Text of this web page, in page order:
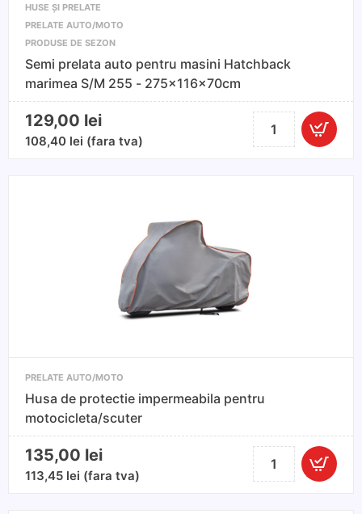
HUSE ȘI PRELATE
PRELATE AUTO/MOTO
PRODUSE DE SEZON
Semi prelata auto pentru masini Hatchback
marimea S/M 255 - 275x116x70cm
129,00 lei
108,40 lei (fara tva)
Cantitate
Semi
marimea
S/M
255
PRELATE AUTO/MOTO
Husa de protectie impermeabila pentru
motocicleta/scuter
135,00 lei
113,45 lei (fara tva)
Cantitate
Husa